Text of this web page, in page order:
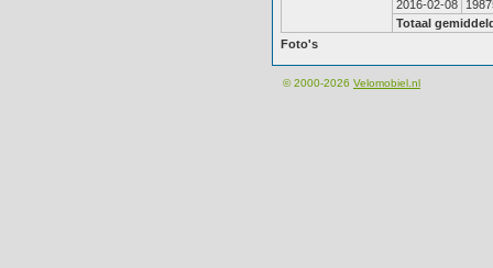
2016-02-08
Totaal
Foto's
© 2000-2026 Velomobiel.nl